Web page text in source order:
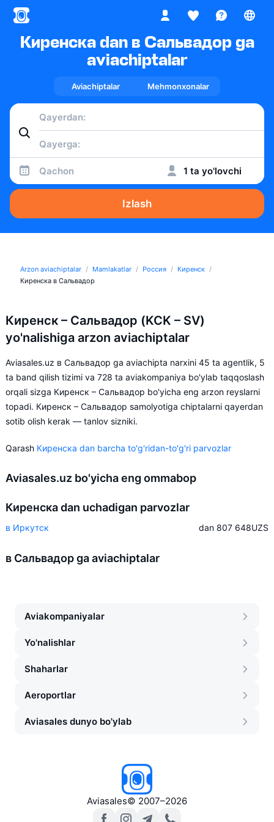
Киренска dan в Сальвадор ga
aviachiptalar
Aviachiptalar Mehmonxonalar
Qachon 1 ta yo'lovchi
Izlash
Arzon aviachiptalar Mamlakatlar Россия
Киренск
Киренска в Сальвадор
Киренск – Сальвадор (KCK – SV)
yo'nalishiga arzon aviachiptalar
Aviasales.uz в Сальвадор ga aviachipta narxini 45 ta agentlik, 5
ta band qilish tizimi va 728 ta aviakompaniya bo'ylab taqqoslash
orqali sizga Киренск – Сальвадор bo'yicha eng arzon reyslarni
topadi. Киренск – Сальвадор samolyotiga chiptalarni qayerdan
sotib olish kerak — tanlov sizniki.
Qarash Киренска dan barcha to'g'ridan-to'g'ri parvozlar
Aviasales.uz bo'yicha eng ommabop
Киренска dan uchadigan parvozlar
в Иркутск dan 807 648UZS
в Сальвадор ga aviachiptalar
Aviakompaniyalar
Yo'nalishlar
Shaharlar
Aeroportlar
Aviasales dunyo bo'ylab
Aviasales© 2007–2026